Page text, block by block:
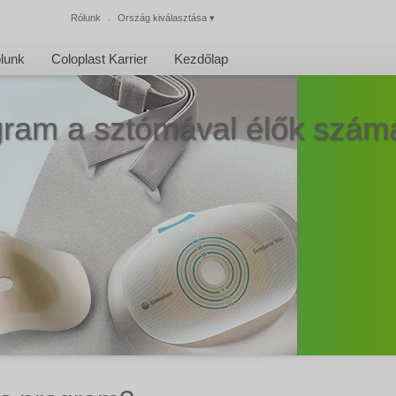
Bezárás
Rólunk Ország kiválasztása ▾
Coloplast Karrier Kezdőlap